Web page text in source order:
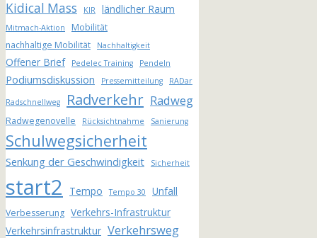
Kidical Mass KIR ländlicher Raum
Mitmach-Aktion
Mobilität
nachhaltige Mobilität
Nachhaltigkeit
Offener Brief Pedelec Training Pendeln
Podiumsdiskussion Pressemitteilung RADar
Radschnellweg Radverkehr Radweg
Radwegenovelle Rücksichtnahme Sanierung
Schulwegsicherheit
Senkung der Geschwindigkeit Sicherheit
start2 Tempo Tempo 30 Unfall
Verbesserung Verkehrs-Infrastruktur
Verkehrsinfrastruktur Verkehrsweg